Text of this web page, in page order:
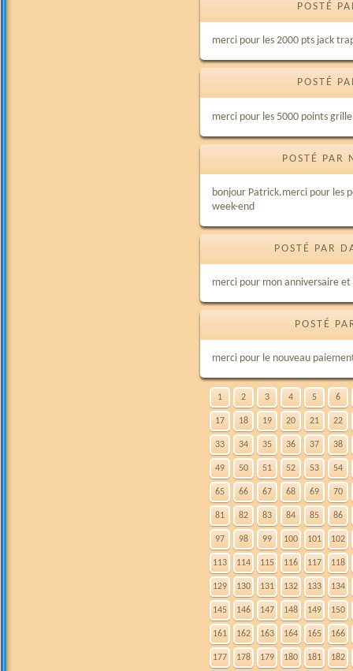
POSTÉ
merci pour les 2000 pts jack
POSTÉ
merci pour les 5000 points
POSTÉ
bonjour Patrick.merci pour les
week-end
POSTÉ PAR
merci pour mon anniversaire et
POSTÉ
merci pour le nouveau
1 2 3 4 5 6
17 18 19 20 21 22
33 34 35 36 37 38
49 50 51 52 53 54
65 66 67 68 69 70
81 82 83 84 85 86
97 98 99 100 101 102
113 114 115 116 117 118
129 130 131 132 133 134
145 146 147 148 149 150
161 162 163 164 165 166
177 178 179 180 181 182